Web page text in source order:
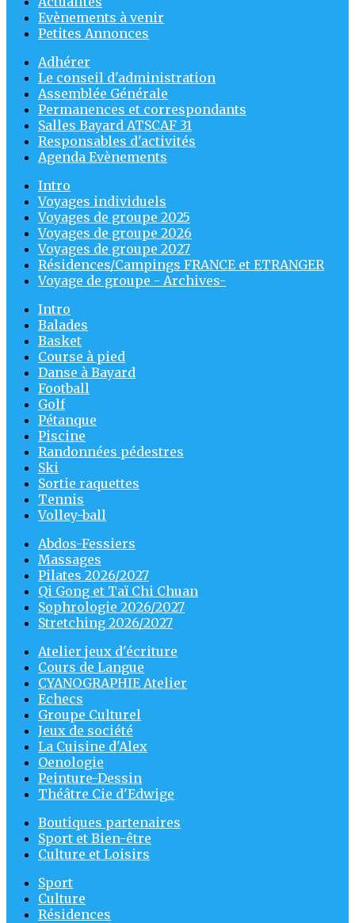
Evènements à venir
Petites Annonces
Adhérer
Le conseil d'administration
Assemblée Générale
Permanences et correspondants
Salles Bayard ATSCAF 31
Responsables d'activités
Agenda Evènements
Intro
Voyages individuels
Voyages de groupe 2025
Voyages de groupe 2026
Voyages de groupe 2027
Résidences/Campings FRANCE et ETRANGER
Voyage de groupe - Archives-
Intro
Balades
Basket
Course à pied
Danse à Bayard
Football
Golf
Pétanque
Piscine
Randonnées pédestres
Ski
Sortie raquettes
Tennis
Volley-ball
Abdos-Fessiers
Massages
Pilates 2026/2027
Qi Gong et Taï Chi Chuan
Sophrologie 2026/2027
Stretching 2026/2027
Atelier jeux d'écriture
Cours de Langue
CYANOGRAPHIE Atelier
Echecs
Groupe Culturel
Jeux de société
La Cuisine d'Alex
Oenologie
Peinture-Dessin
Théâtre Cie d'Edwige
Boutiques partenaires
Sport et Bien-être
Culture et Loisirs
Sport
Culture
Résidences